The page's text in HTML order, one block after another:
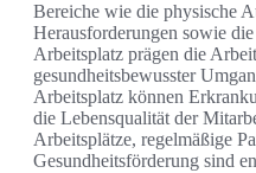
Bereiche wie die physische
Herausforderungen sowie
Arbeitsplatz prägen die
gesundheitsbewusster
Arbeitsplatz können
die Lebensqualität der
Arbeitsplätze, regelmäßige
Gesundheitsförderung sind